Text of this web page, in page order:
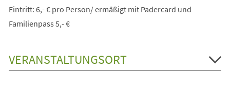
Eintritt: 6,- € pro Person/ ermäßigt mit Padercard und
Familienpass 5,- €
VERANSTALTUNGSORT